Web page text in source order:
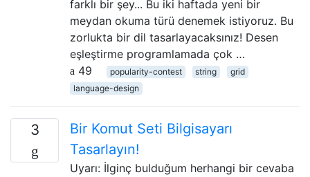
farklı bir şey... Bu iki haftada yeni bir
meydan okuma türü denemek istiyoruz. Bu
zorlukta bir dil tasarlayacaksınız! Desen
eşleştirme programlamada çok …
49
popularity-contest string
grid
language-design
3
Bir Komut Seti Bilgisayarı
Tasarlayın!
Uyarı: İlginç bulduğum herhangi bir cevaba